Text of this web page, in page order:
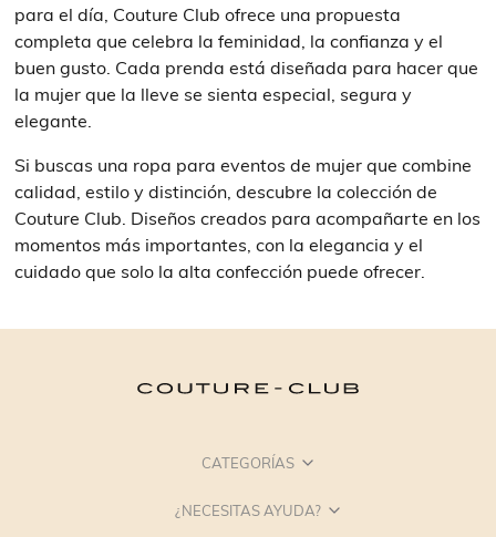
para el día, Couture Club ofrece una propuesta
completa que celebra la feminidad, la confianza y el
buen gusto. Cada prenda está diseñada para hacer que
la mujer que la lleve se sienta especial, segura y
elegante.
Si buscas una ropa para eventos de mujer que combine
calidad, estilo y distinción, descubre la colección de
Couture Club. Diseños creados para acompañarte en los
momentos más importantes, con la elegancia y el
cuidado que solo la alta confección puede ofrecer.
CATEGORÍAS
¿NECESITAS AYUDA?